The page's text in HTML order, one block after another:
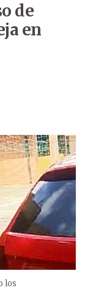
de
en
los